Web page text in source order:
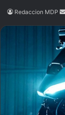
Redaccion MDP